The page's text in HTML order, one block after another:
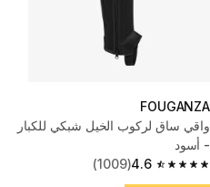
FOUGANZA
واقي ساق لركوب الخيل شبكي للكبار
- أسود
4.6
4.6 out of 5 stars from 1009 reviews
(1009)